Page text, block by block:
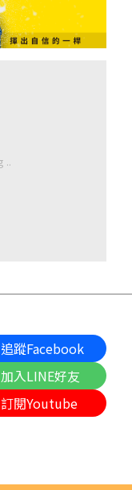
追蹤Facebook
加入LINE好友
訂閱Youtube